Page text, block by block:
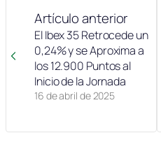
Artículo anterior
16 de abril de 2025
El Ibex 35 Retrocede un
0,24% y se Aproxima a
los 12.900 Puntos al
Inicio de la Jornada